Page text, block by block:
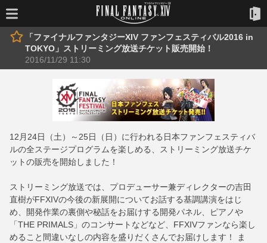
「ファイナルファンタジーXIV ファンフェスティバル2016 in
TOKYO」ストリーミング放送チケット販売開始！
2016/11/29 11:30
12月24日（土）～25日（日）に行われる日本ファンフェスティバ
ルの全ステージプログラムを楽しめる、ストリーミング放送チケ
ットの販売を開始しました！
ストリーミング放送では、プロデューサー兼ディレクターの吉田
直樹がFFXIVの今後の新展開についてお話する基調講演をはじ
め、開発作業の裏側や秘話をお届けする開発パネル、ピアノや
「THE PRIMALS」のコンサートなどなど、FFXIVファンなら楽し
めること間違いなしの内容を盛りだくさんでお届けします！ ま